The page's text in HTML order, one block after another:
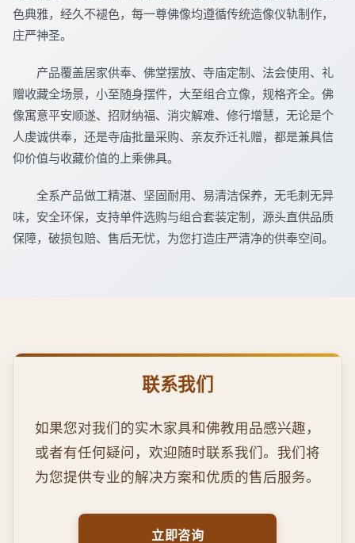
色典雅，经久不褪色，每一尊佛像均遵循传统造像仪轨制作，
庄严神圣。
产品覆盖居家供奉、佛堂摆放、寺庙定制、法会使用、礼
赠收藏全场景，小至随身摆件，大至组合立像，规格齐全。佛
像寓意平安顺遂、招财纳福、消灾解难、修行增慧，无论是个
人虔诚供奉，还是寺庙批量采购、亲友乔迁礼赠，都是兼具信
仰价值与收藏价值的上乘佛具。
全系产品做工精湛、坚固耐用、易清洁保养，无毛刺无异
味，安全环保，支持单件选购与组合套装定制，源头直供品质
保障，破损包赔、售后无忧，为您打造庄严清净的供奉空间。
联系我们
如果您对我们的实木家具和佛教用品感兴趣，
或者有任何疑问，欢迎随时联系我们。我们将
为您提供专业的解决方案和优质的售后服务。
立即咨询